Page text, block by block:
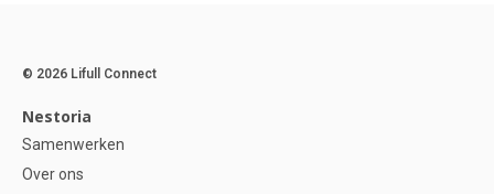
© 2026 Lifull Connect
Nestoria
Samenwerken
Over ons